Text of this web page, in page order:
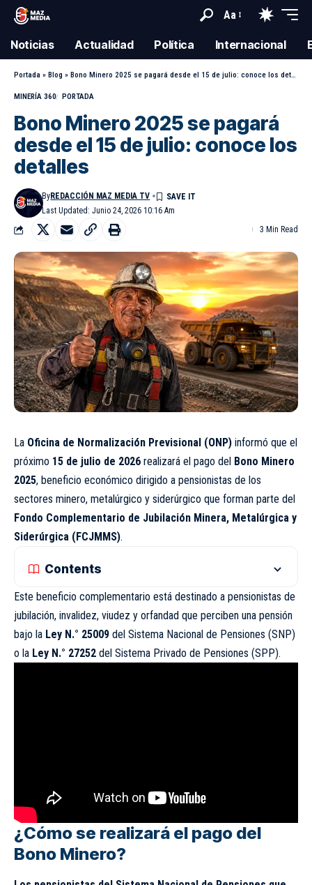
Aa
Noticias Actualidad Política Internacional
Portada » Blog » Bono Minero 2025 se pagará desde el 15 de julio: conoce los detalles
MINERÍA 360 PORTADA
Bono Minero 2025 se pagará
desde el 15 de julio: conoce los
detalles
Last Updated: Junio 24, 2026 10:16 Am
ByREDACCIÓN MAZ MEDIA TV
3 Min Read
La Oficina de Normalización Previsional (ONP) informó que el
próximo 15 de julio de 2026 realizará el pago del Bono Minero
2025, beneficio económico dirigido a pensionistas de los
sectores minero, metalúrgico y siderúrgico que forman parte del
Fondo Complementario de Jubilación Minera, Metalúrgica y
Siderúrgica (FCJMMS).
Contents
Este beneficio complementario está destinado a pensionistas de
jubilación, invalidez, viudez y orfandad que perciben una pensión
bajo la Ley N.° 25009 del Sistema Nacional de Pensiones (SNP)
o la Ley N.° 27252 del Sistema Privado de Pensiones (SPP).
¿Cómo se realizará el pago del
Bono Minero?